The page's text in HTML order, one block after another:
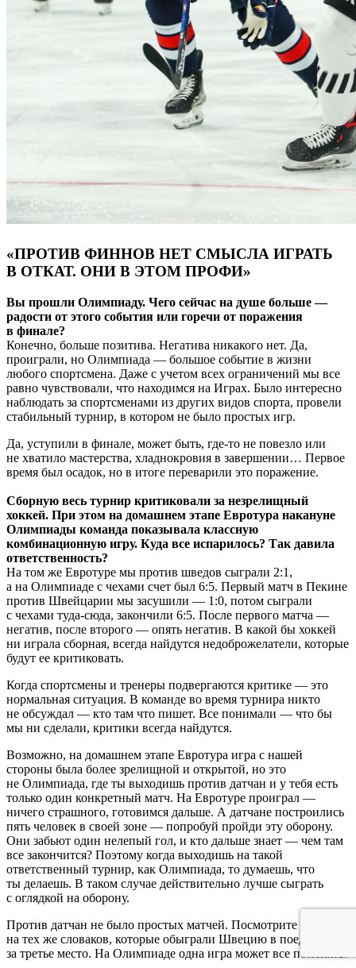
«ПРОТИВ ФИННОВ НЕТ СМЫСЛА ИГРАТЬ
В ОТКАТ. ОНИ В ЭТОМ ПРОФИ»
Вы прошли Олимпиаду. Чего сейчас на душе больше —
радости от этого события или горечи от поражения
в финале?
Конечно, больше позитива. Негатива никакого нет. Да,
проиграли, но Олимпиада — большое событие в жизни
любого спортсмена. Даже с учетом всех ограничений мы все
равно чувствовали, что находимся на Играх. Было интересно
наблюдать за спортсменами из других видов спорта, провели
стабильный турнир, в котором не было простых игр.
Да, уступили в финале, может быть, где-то не повезло или
не хватило мастерства, хладнокровия в завершении… Первое
время был осадок, но в итоге переварили это поражение.
Сборную весь турнир критиковали за незрелищный
хоккей. При этом на домашнем этапе Евротура накануне
Олимпиады команда показывала классную
комбинационную игру. Куда все испарилось? Так давила
ответственность?
На том же Евротуре мы против шведов сыграли 2:1,
а на Олимпиаде с чехами счет был 6:5. Первый матч в Пекине
против Швейцарии мы засушили — 1:0, потом сыграли
с чехами туда-сюда, закончили 6:5. После первого матча —
негатив, после второго — опять негатив. В какой бы хоккей
ни играла сборная, всегда найдутся недоброжелатели, которые
будут ее критиковать.
Когда спортсмены и тренеры подвергаются критике — это
нормальная ситуация. В команде во время турнира никто
не обсуждал — кто там что пишет. Все понимали — что бы
мы ни сделали, критики всегда найдутся.
Возможно, на домашнем этапе Евротура игра с нашей
стороны была более зрелищной и открытой, но это
не Олимпиада, где ты выходишь против датчан и у тебя есть
только один конкретный матч. На Евротуре проиграл —
ничего страшного, готовимся дальше. А датчане построились
пять человек в своей зоне — попробуй пройди эту оборону.
Они забьют один нелепый гол, и кто дальше знает — чем там
все закончится? Поэтому когда выходишь на такой
ответственный турнир, как Олимпиада, то думаешь, что
ты делаешь. В таком случае действительно лучше сыграть
с оглядкой на оборону.
Против датчан не было простых матчей. Посмотрите
на тех же словаков, которые обыграли Швецию в поединке
за третье место. На Олимпиаде одна игра может все поменять.